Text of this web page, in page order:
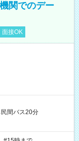
関でのデー
面接OK
間バス20分